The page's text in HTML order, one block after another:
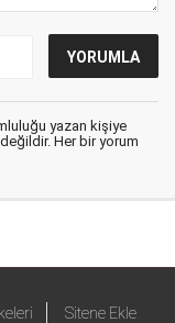
yazan kişiye
Her bir yorum
Sitene Ekle